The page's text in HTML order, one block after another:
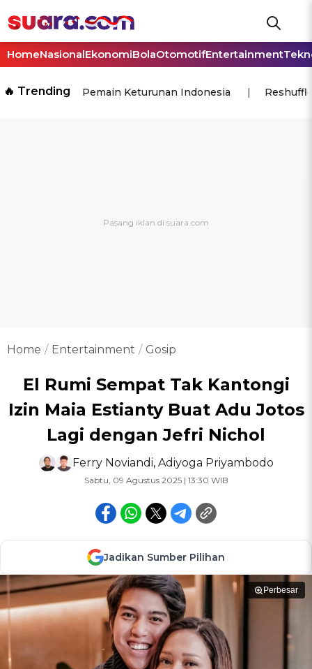
HomeNasionalEkonomiBolaOtomotifEntertainment
🔥 Trending Pemain Keturunan Indonesia
Home Entertainment Gosip
El Rumi Sempat Tak Kantongi
Izin Maia Estianty Buat Adu Jotos
Lagi dengan Jefri Nichol
Ferry Noviandi, Adiyoga Priyambodo
Sabtu, 09 Agustus 2025 | 13:30 WIB
Jadikan Sumber Pilihan
Perbesar